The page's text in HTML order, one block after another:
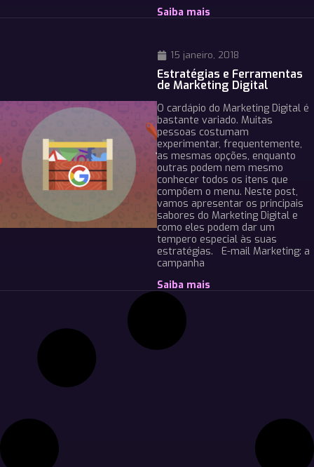
Saiba mais
15 janeiro, 2018
Estratégias e Ferramentas
de Marketing Digital
O cardápio do Marketing Digital é
bastante variado. Muitas
pessoas costumam
experimentar, frequentemente,
as mesmas opções, enquanto
outras podem nem mesmo
conhecer todos os itens que
compõem o menu. Neste post,
vamos apresentar os principais
sabores do Marketing Digital e
como eles podem dar um
tempero especial às suas
estratégias. E-mail Marketing: a
campanha
Saiba mais